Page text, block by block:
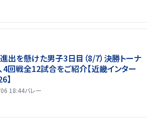
出を懸けた男子3日目（8/7）決勝トーナ
4回戦全12試合をご紹介【近畿インター
】
18:44バレー